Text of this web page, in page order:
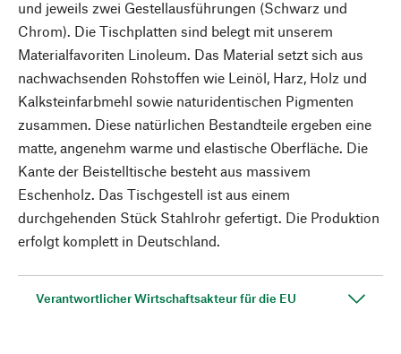
und jeweils zwei Gestellausführungen (Schwarz und
Chrom). Die Tischplatten sind belegt mit unserem
Materialfavoriten Linoleum. Das Material setzt sich aus
nachwachsenden Rohstoffen wie Leinöl, Harz, Holz und
Kalksteinfarbmehl sowie naturidentischen Pigmenten
zusammen. Diese natürlichen Bestandteile ergeben eine
matte, angenehm warme und elastische Oberfläche. Die
Kante der Beistelltische besteht aus massivem
Eschenholz. Das Tischgestell ist aus einem
durchgehenden Stück Stahlrohr gefertigt. Die Produktion
erfolgt komplett in Deutschland.
Verantwortlicher Wirtschaftsakteur für die EU